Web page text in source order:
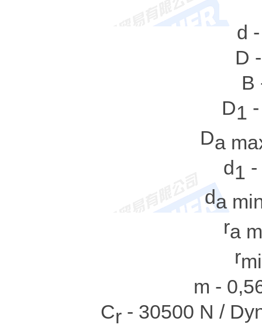
d
D
B
D1
Da
d1 -
da
ra
r
m -
Cr- 30500 N /